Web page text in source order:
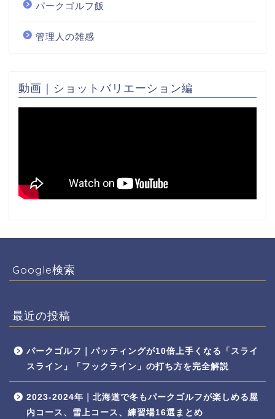
パークゴルフ飯
管理人の雑感
動画｜ショットバリエーション編
Google検索
最近の投稿
パークゴルフ｜パッティングが10倍上手くなる「スライ
スライン」「フックライン」の打ち方を完全解説
2023-2024年｜北海道で冬もパークゴルフが楽しめる屋
内コース、雪上コース、練習場16選まとめ